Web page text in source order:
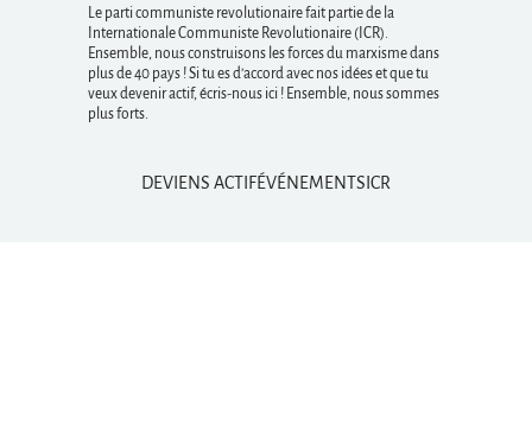
Le parti communiste revolutionaire fait partie de la
Internationale Communiste Revolutionaire (ICR).
Ensemble, nous construisons les forces du marxisme dans
plus de 40 pays ! Si tu es d’accord avec nos idées et que tu
veux devenir actif, écris-nous ici ! Ensemble, nous sommes
plus forts.
DEVIENS ACTIFÉVÉNEMENTS ICR